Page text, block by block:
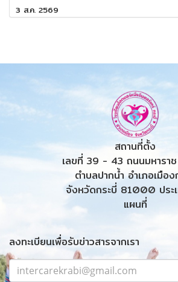
3 ส.ค. 2569
สถานที่ตั้ง
เลขที่ 39 - 43 ถนนมหารา
ตำบลปากน้ำ อำเภอเมือง
จังหวัดกระบี่ 81000 ประ
แผนที่
ลงทะเบียนเพื่อรับข่าวสารจากเรา